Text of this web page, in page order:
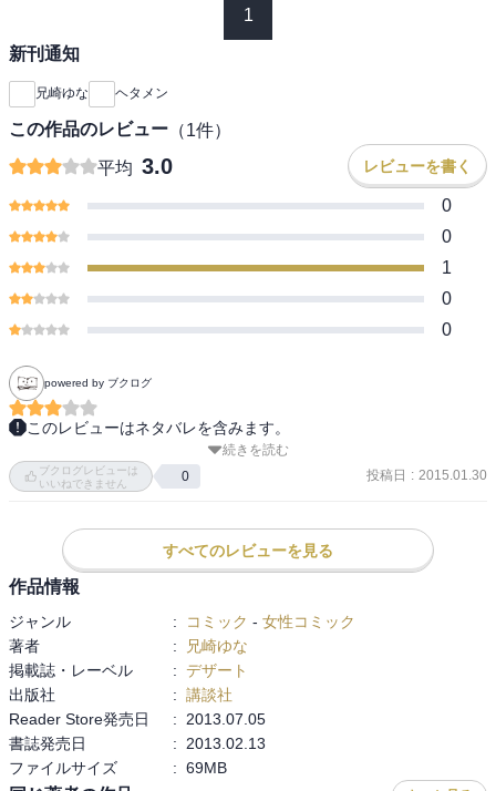
1
新刊通知
兄崎ゆな ヘタメン
この作品のレビュー （1件）
平均 3.0 レビューを書く
0
0
1
0
0
powered by ブクログ
このレビューはネタバレを含みます。
聡子が新宮寺君をレイプしちゃったじゃん！
流れで、
聡子と新宮寺君は新宮寺君の実家に行くことに！
エロマンガだねぇ。。。
デザートってそういうマンガ？！
新宮寺君の元彼が現れたり、
ケンジ君が再登場したり、
聡子がいらない子になったりしてるうちに新宮寺君の縁談が決ま
り、
続きを読む
ブクログレビューは
いいねできません
0 投稿日 : 2015.01.30
すべてのレビューを見る
作品情報
ジャンル : コミック - 女性コミック
著者
:
兄崎ゆな
掲載誌・レーベル
: デザート
出版社
: 講談社
Reader Store発売日
:
2013.07.05
書誌発売日
:
2013.02.13
ファイルサイズ
: 69MB